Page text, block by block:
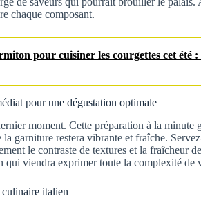
chaque composant.
pour cuisiner les courgettes cet été
pour une dégustation optimale
moment. Cette préparation à la minute
garniture restera vibrante et fraîche.
le contraste de textures et la fraîcheur
qui viendra exprimer toute la complexité de
italien